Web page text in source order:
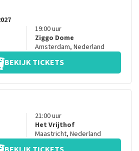
19:00uur
Ziggo Dome
Amsterdam, Nederland
BEKIJK TICKETS
21:00uur
Het Vrijthof
Maastricht, Nederland